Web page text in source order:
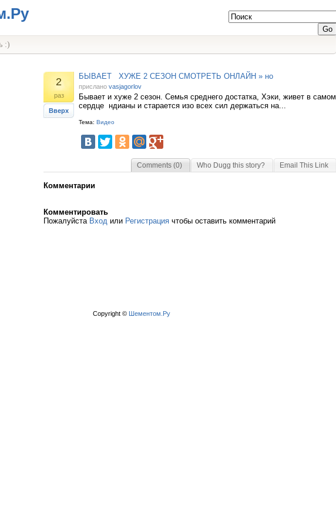
:)
2
раз
Вверх
БЫВАЕТ ХУЖЕ 2 СЕЗОН СМОТРЕТЬ ОНЛАЙН » но
прислано vasjagorlov
Бывает и хуже 2 сезон. Семья среднего достатка, Хэки, живет в самом
сердце ндианы и старается изо всех сил держаться на...
Тема: Видео
Comments (0) Who Dugg this story? Email This Link
Комментарии
Комментировать
Пожалуйста Вход или Регистрация чтобы оставить комментарий
Copyright © Шементом.Ру